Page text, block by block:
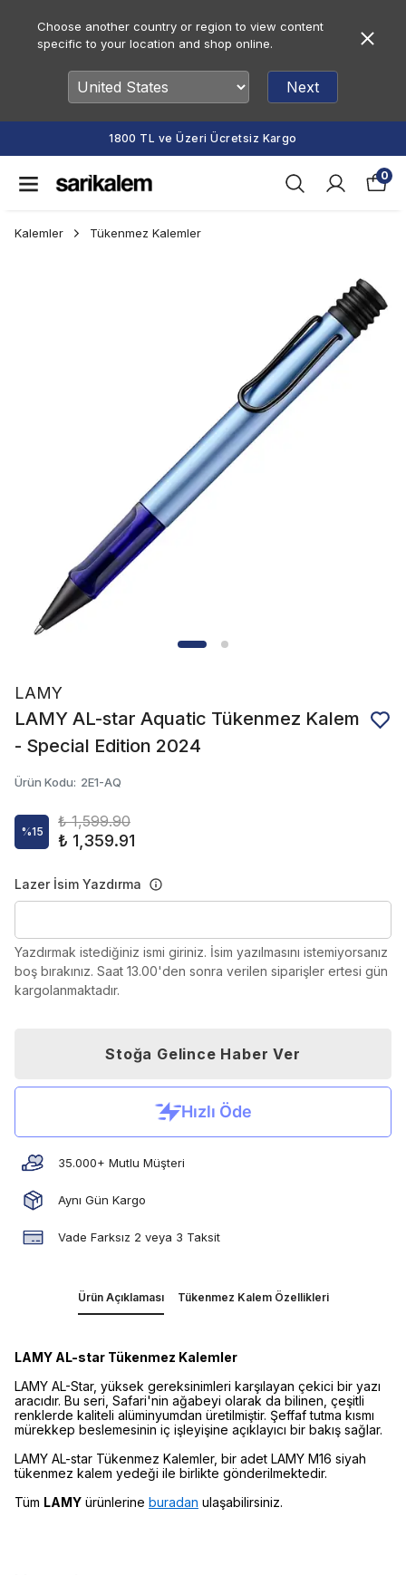
Choose another country or region to view content
specific to your location and shop online.
Next
1800 TL ve Üzeri Ücretsiz Kargo
0
Kalemler Tükenmez Kalemler
LAMY
LAMY AL-star Aquatic Tükenmez Kalem
- Special Edition 2024
Ürün Kodu: 2E1-AQ
%15
₺ 1,599.90
₺ 1,359.91
Lazer İsim Yazdırma
Yazdırmak istediğiniz ismi giriniz. İsim yazılmasını istemiyorsanız
boş bırakınız. Saat 13.00'den sonra verilen siparişler ertesi gün
kargolanmaktadır.
Stoğa Gelince Haber Ver
35.000+ Mutlu Müşteri
Aynı Gün Kargo
Vade Farksız 2 veya 3 Taksit
Ürün Açıklaması Tükenmez Kalem Özellikleri
LAMY AL-star Tükenmez Kalemler
LAMY AL-Star, yüksek gereksinimleri karşılayan çekici bir yazı
aracıdır. Bu seri, Safari'nin ağabeyi olarak da bilinen, çeşitli
renklerde kaliteli alüminyumdan üretilmiştir. Şeffaf tutma kısmı
mürekkep beslemesinin iç işleyişine açıklayıcı bir bakış sağlar.
LAMY AL-star Tükenmez Kalemler, bir adet LAMY M16 siyah
tükenmez kalem yedeği ile birlikte gönderilmektedir.
Tüm LAMY ürünlerine buradan ulaşabilirsiniz.